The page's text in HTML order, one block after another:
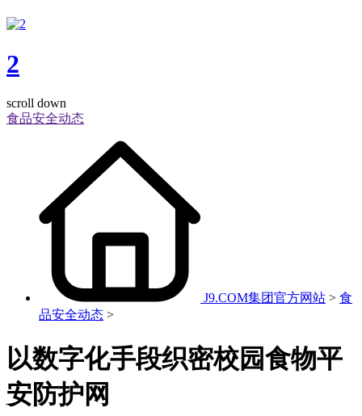
2
scroll down
食品安全动态
J9.COM集团官方网站 > 食
品安全动态 >
以数字化手段织密校园食物平
安防护网